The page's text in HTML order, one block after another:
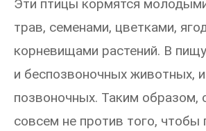
Эти птицы кормятся
трав, семенами, цветками,
корневищами растений. В
и беспозвоночных животных,
позвоночных. Таким образом,
совсем не против того, чтобы